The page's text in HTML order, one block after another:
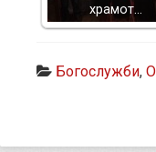
храмот…
Богослужби,